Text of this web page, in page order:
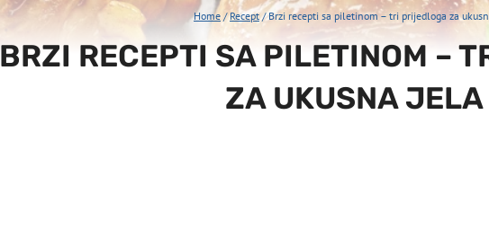
Home / Recept / Brzi recepti sa piletinom – tri prijedloga za
BRZI RECEPTI SA PILETINOM –
ZA UKUSNA JELA